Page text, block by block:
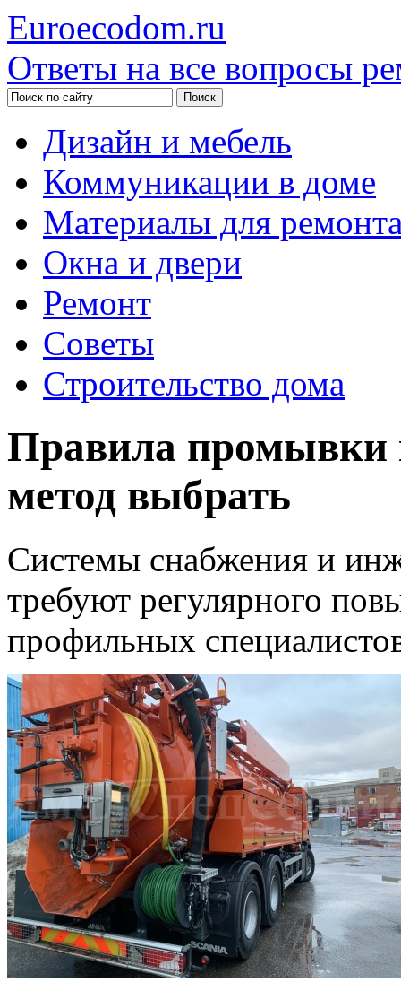
Euroecodom.ru
Ответы на все вопросы
Дизайн и мебель
Коммуникации в доме
Материалы для
Окна и двери
Ремонт
Советы
Строительство дома
Правила промывки
метод выбрать
Системы снабжения и
требуют регулярного
профильных